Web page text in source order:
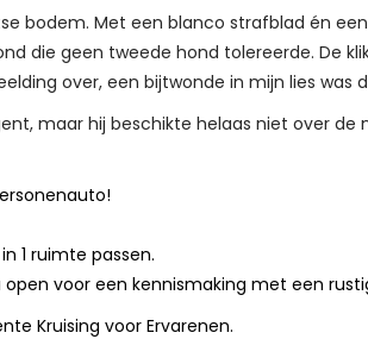
bodem. Met een blanco strafblad én
die geen tweede hond tolereerde. De
over, een bijtwonde in mijn lies was
maar hij beschikte helaas niet over
1 ruimte passen.
voor een kennismaking met een
Kruising voor Ervarenen.